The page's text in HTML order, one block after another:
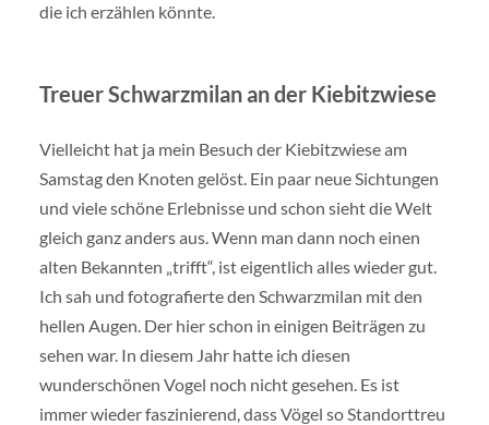
die ich erzählen könnte.
Treuer Schwarzmilan an der Kiebitzwiese
Vielleicht hat ja mein Besuch der Kiebitzwiese am
Samstag den Knoten gelöst. Ein paar neue Sichtungen
und viele schöne Erlebnisse und schon sieht die Welt
gleich ganz anders aus. Wenn man dann noch einen
alten Bekannten „trifft“, ist eigentlich alles wieder gut.
Ich sah und fotografierte den Schwarzmilan mit den
hellen Augen. Der hier schon in einigen Beiträgen zu
sehen war. In diesem Jahr hatte ich diesen
wunderschönen Vogel noch nicht gesehen. Es ist
immer wieder faszinierend, dass Vögel so Standorttreu